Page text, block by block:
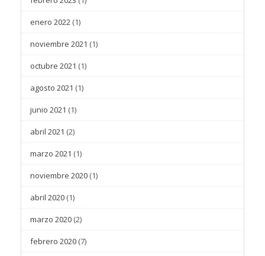
enero 2022 (1)
noviembre 2021 (1)
octubre 2021 (1)
agosto 2021 (1)
junio 2021 (1)
abril 2021 (2)
marzo 2021 (1)
noviembre 2020 (1)
abril 2020 (1)
marzo 2020 (2)
febrero 2020 (7)